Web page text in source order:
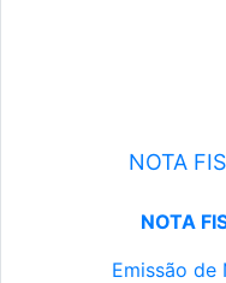
NOTA
NOTA
Emissão de